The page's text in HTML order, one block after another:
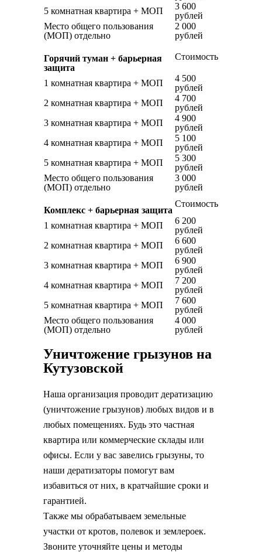
5 комнатная квартира + МОП
3 600
рублей
Место общего пользования
(МОП) отдельно
2 000
рублей
Горячий туман + барьерная
защита
Стоимость
1 комнатная квартира + МОП
4 500
рублей
2 комнатная квартира + МОП
4 700
рублей
3 комнатная квартира + МОП
4 900
рублей
4 комнатная квартира + МОП
5 100
рублей
5 комнатная квартира + МОП
5 300
рублей
Место общего пользования
(МОП) отдельно
3 000
рублей
Комплекс + барьерная защита
Стоимость
1 комнатная квартира + МОП
6 200
рублей
2 комнатная квартира + МОП
6 600
рублей
3 комнатная квартира + МОП
6 900
рублей
4 комнатная квартира + МОП
7 200
рублей
5 комнатная квартира + МОП
7 600
рублей
Место общего пользования
(МОП) отдельно
4 000
рублей
Уничтожение грызунов на
Кутузовской
Наша организация проводит дератизацию
(уничтожение грызунов) любых видов и в
любых помещениях. Будь это частная
квартира или коммерческие склады или
офисы. Если у вас завелись грызуны, то
наши дератизаторы помогут вам
избавиться от них, в кратчайшие сроки и
гарантией.
Также мы обрабатываем земельные
участки от кротов, полевок и землероек.
Звоните уточняйте цены и методы